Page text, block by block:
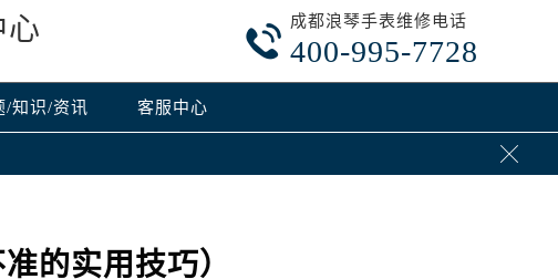
心 
成都浪琴手表维修电话
400-995-7728
/知识/资讯 客服中心

的实用技巧）